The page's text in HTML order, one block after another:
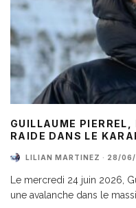
GUILLAUME
RAIDE DANS LE
LILIAN MARTINEZ · 28/
Le mercredi 24 juin 2026,
une avalanche dans le